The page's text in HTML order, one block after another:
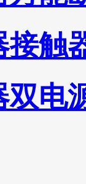
接触
双电